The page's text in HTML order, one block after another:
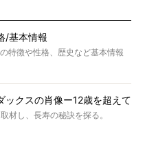
/基本情報
特徴や性格、歴史など基本情報
ックスの肖像ー12歳を超えて
材し、長寿の秘訣を探る。